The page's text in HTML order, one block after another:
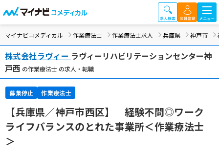
マイナビコメディカル 作業療法士 作業療法士求人 兵庫県 神戸市
株式会社ラヴィー ラヴィーリハビリテーションセンター神
戸西 の作業療法士 の求人・転職
募集停止 作業療法士
【兵庫県／神戸市西区】 経験不問◎ワーク
ライフバランスのとれた事業所＜作業療法士
＞